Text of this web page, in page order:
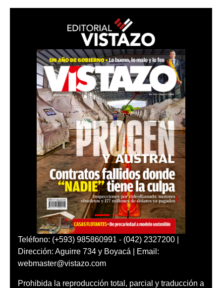
Teléfono: (+593) 985860991 - (042) 2327200 |
Dirección: Aguirre 734 y Boyacá | Email:
webmaster@vistazo.com
Prohibida la reproducción total, parcial y traducción a